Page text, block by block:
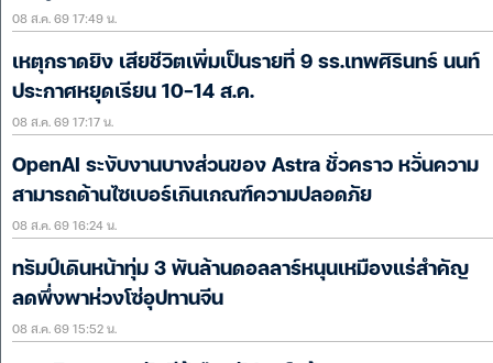
08 ส.ค. 69 17:49 น.
เหตุกราดยิง เสียชีวิตเพิ่มเป็นรายที่ 9 รร.เทพศิรินทร์ นนท์
ประกาศหยุดเรียน 10-14 ส.ค.
08 ส.ค. 69 17:17 น.
OpenAI ระงับงานบางส่วนของ Astra ชั่วคราว หวั่นความ
สามารถด้านไซเบอร์เกินเกณฑ์ความปลอดภัย
08 ส.ค. 69 16:24 น.
ทรัมป์เดินหน้าทุ่ม 3 พันล้านดอลลาร์หนุนเหมืองแร่สำคัญ
ลดพึ่งพาห่วงโซ่อุปทานจีน
08 ส.ค. 69 15:52 น.